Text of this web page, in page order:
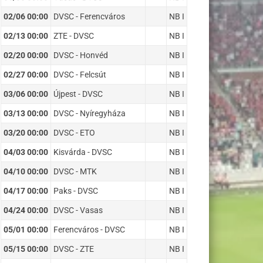
02/06 00:00 DVSC - Ferencváros NB I
02/13 00:00 ZTE - DVSC NB I
02/20 00:00 DVSC - Honvéd NB I
02/27 00:00 DVSC - Felcsút NB I
03/06 00:00 Újpest - DVSC NB I
03/13 00:00 DVSC - Nyíregyháza NB I
03/20 00:00 DVSC - ETO NB I
04/03 00:00 Kisvárda - DVSC NB I
04/10 00:00 DVSC - MTK NB I
04/17 00:00 Paks - DVSC NB I
04/24 00:00 DVSC - Vasas NB I
05/01 00:00 Ferencváros - DVSC NB I
05/15 00:00 DVSC - ZTE NB I